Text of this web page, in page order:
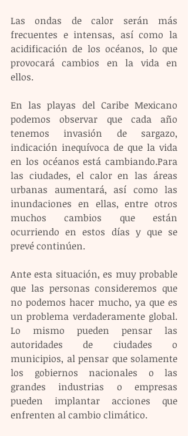
Las ondas de calor serán más
frecuentes e intensas, así como la
acidificación de los océanos, lo que
provocará cambios en la vida en
ellos.
En las playas del Caribe Mexicano
podemos observar que cada año
tenemos invasión de sargazo,
indicación inequívoca de que la vida
en los océanos está cambiando.Para
las ciudades, el calor en las áreas
urbanas aumentará, así como las
inundaciones en ellas, entre otros
muchos cambios que están
ocurriendo en estos días y que se
prevé continúen.
Ante esta situación, es muy probable
que las personas consideremos que
no podemos hacer mucho, ya que es
un problema verdaderamente global.
Lo mismo pueden pensar las
autoridades de ciudades o
municipios, al pensar que solamente
los gobiernos nacionales o las
grandes industrias o empresas
pueden implantar acciones que
enfrenten al cambio climático.